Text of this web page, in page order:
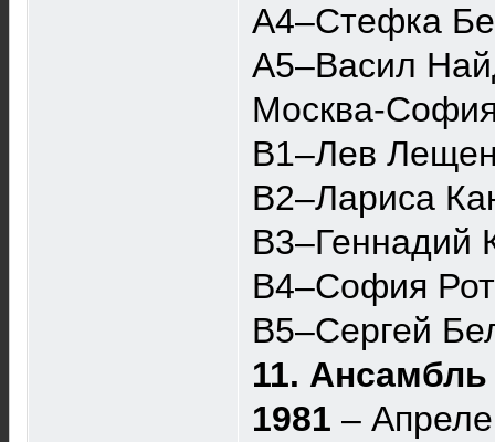
A4–Стефка
A5–Васил
Москва-
B1–Лев
B2–Лариса
B3–Геннадий
B4–София
B5–Сергей
11.
1981 –